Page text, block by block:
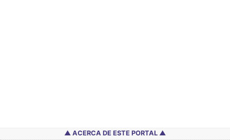
ACERCA DE ESTE PORTAL